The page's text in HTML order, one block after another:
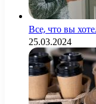
Все, что вы
25.03.2024